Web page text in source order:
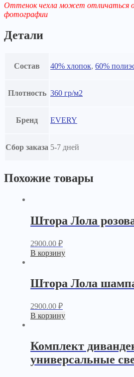
Оттенок чехла может отличаться
фотографии
Детали
Состав 40% хлопок, 60%
Плотность 360 гр/м2
Бренд EVERY
Сбор заказа 5-7 дней
Похожие товары
Штора Лола
2900.00 ₽
В корзину
Штора Лола
2900.00 ₽
В корзину
Комплект
универсальные